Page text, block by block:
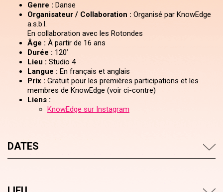
Genre : Danse
Organisateur / Collaboration : Organisé par KnowEdge
a.s.b.l.
En collaboration avec les Rotondes
Âge : À partir de 16 ans
Durée : 120’
Lieu : Studio 4
Langue : En français et anglais
Prix : Gratuit pour les premières participations et les
membres de KnowEdge (voir ci-contre)
Liens :
KnowEdge sur Instagram
DATES